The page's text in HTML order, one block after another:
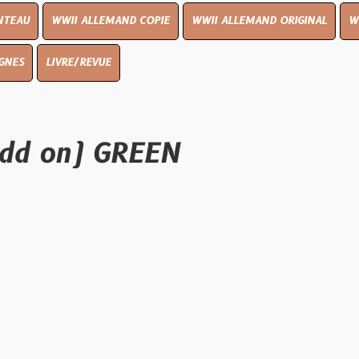
ALLEMAND COPIE WWII ALLEMAND ORIGINAL WWII UK
GREEN